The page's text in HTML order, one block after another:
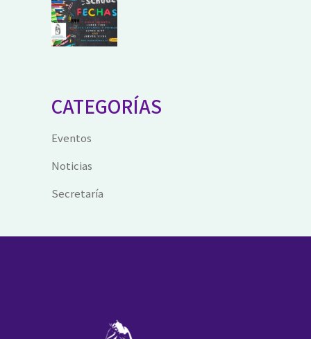
CATEGORÍAS
Eventos
Noticias
Secretaría